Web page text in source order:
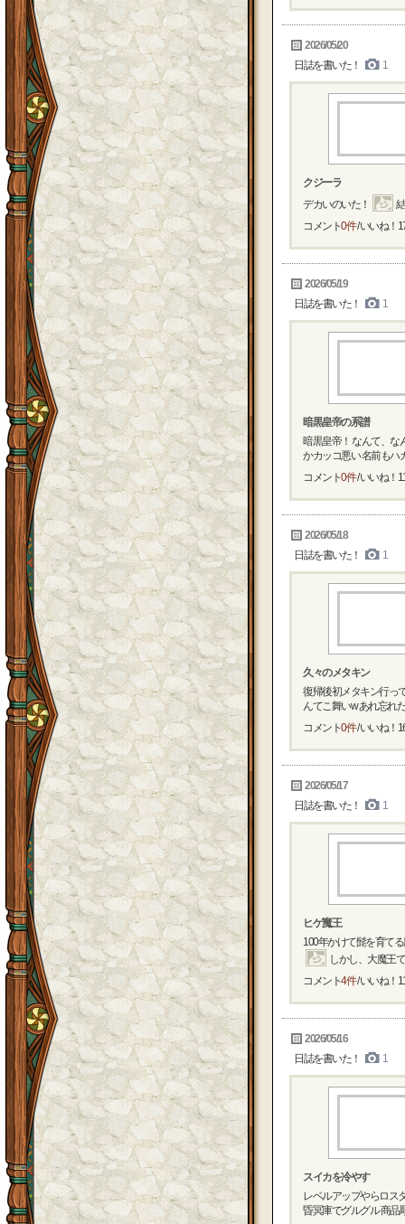
2026/05/20
日誌を書いた！
1
クジーラ
デカいのいた！
コメント0件/ いいね！
2026/05/19
日誌を書いた！
1
暗黒皇帝の系譜
暗黒皇帝！ なんて、な
かカッコ悪い 名前もハ
コメント0件/ いいね！
2026/05/18
日誌を書いた！
1
久々のメタキン
復帰後初メタキン行っ
んてこ舞いw あれ忘れ
コメント0件/ いいね！
2026/05/17
日誌を書いた！
1
ヒゲ魔王
100年かけて髭を育て
しかし、大魔王
コメント4件/ いいね！
2026/05/16
日誌を書いた！
1
スイカを冷やす
レベルアップやらロス
昏冥庫でグルグル 商品